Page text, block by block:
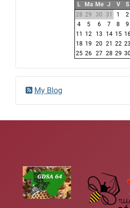
L Ma Me J V S
28 29 30 31 1 2
4
5 6 7 8 9
11
12 13 14 15
18 19 20 21 22 23
25 26 27 28 29 30
My Blog